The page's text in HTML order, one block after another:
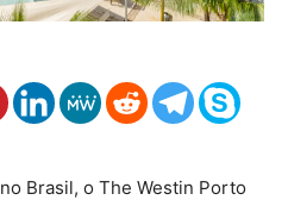
Brasil, o The Westin Porto